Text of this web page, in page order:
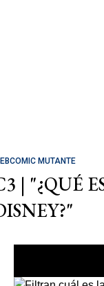
MUTANTE
| "¿QUÉ